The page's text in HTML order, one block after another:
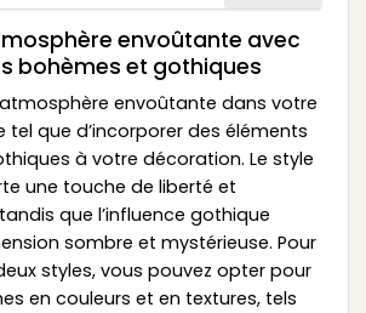
envoûtante avec
bohèmes et gothiques
envoûtante dans votre
tel que d’incorporer des éléments
à votre décoration. Le style
une touche de liberté et
que l’influence gothique
sombre et mystérieuse. Pour
styles, vous pouvez opter pour
en couleurs et en textures, tels